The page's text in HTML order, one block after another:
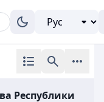
Республики